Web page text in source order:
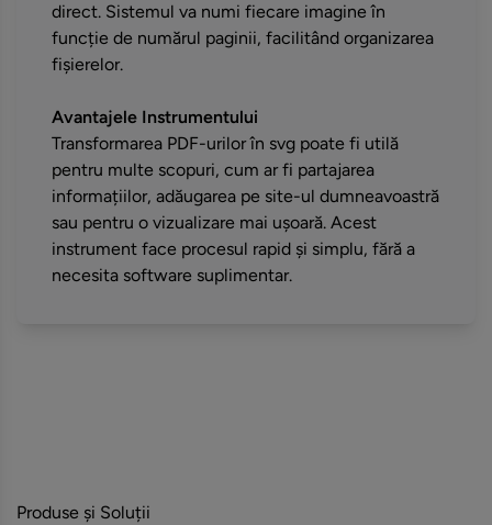
direct. Sistemul va numi fiecare imagine în
funcție de numărul paginii, facilitând organizarea
fișierelor.
Avantajele Instrumentului
Transformarea PDF-urilor în svg poate fi utilă
pentru multe scopuri, cum ar fi partajarea
informațiilor, adăugarea pe site-ul dumneavoastră
sau pentru o vizualizare mai ușoară. Acest
instrument face procesul rapid și simplu, fără a
necesita software suplimentar.
Produse și Soluții